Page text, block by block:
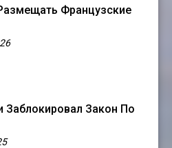
Французские
Заблокировал Закон По